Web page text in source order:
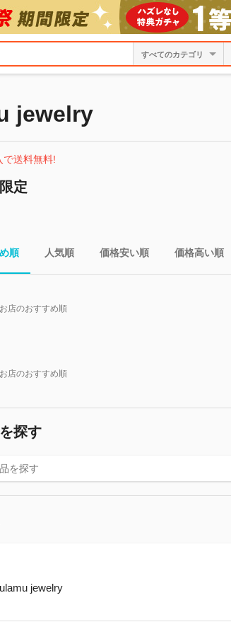
jewelry
で送料無料!
定
順 人気順 価格安い順 価格高い順
お店のおすすめ順
お店のおすすめ順
探す
jewelry